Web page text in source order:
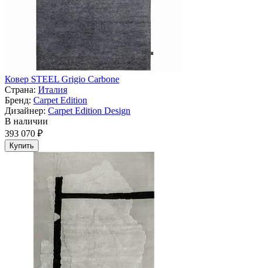
Ковер STEEL Grigio Carbone
Страна: Италия
Бренд: Carpet Edition
Дизайнер: Carpet Edition Design
В наличии
393 070 ₽
Купить